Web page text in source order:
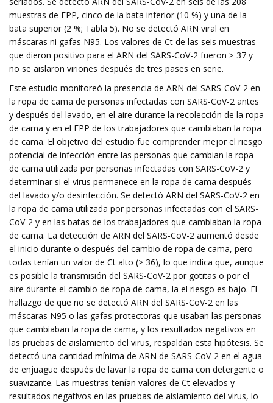
muestras de EPP, cinco de la bata inferior (10 %) y una de la
bata superior (2 %; Tabla 5). No se detectó ARN viral en
máscaras ni gafas N95. Los valores de Ct de las seis muestras
que dieron positivo para el ARN del SARS-CoV-2 fueron ≥ 37 y
no se aislaron viriones después de tres pases en serie.
Este estudio monitoreó la presencia de ARN del SARS-CoV-2 en
la ropa de cama de personas infectadas con SARS-CoV-2 antes
y después del lavado, en el aire durante la recolección de la ropa
de cama y en el EPP de los trabajadores que cambiaban la ropa
de cama. El objetivo del estudio fue comprender mejor el riesgo
potencial de infección entre las personas que cambian la ropa
de cama utilizada por personas infectadas con SARS-CoV-2 y
determinar si el virus permanece en la ropa de cama después
del lavado y/o desinfección. Se detectó ARN del SARS-CoV-2 en
la ropa de cama utilizada por personas infectadas con el SARS-
CoV-2 y en las batas de los trabajadores que cambiaban la ropa
de cama. La detección de ARN del SARS-CoV-2 aumentó desde
el inicio durante o después del cambio de ropa de cama, pero
todas tenían un valor de Ct alto (> 36), lo que indica que, aunque
es posible la transmisión del SARS-CoV-2 por gotitas o por el
aire durante el cambio de ropa de cama, la el riesgo es bajo. El
hallazgo de que no se detectó ARN del SARS-CoV-2 en las
máscaras N95 o las gafas protectoras que usaban las personas
que cambiaban la ropa de cama, y ​​los resultados negativos en
las pruebas de aislamiento del virus, respaldan esta hipótesis. Se
detectó una cantidad mínima de ARN de SARS-CoV-2 en el agua
de enjuague después de lavar la ropa de cama con detergente o
suavizante. Las muestras tenían valores de Ct elevados y
resultados negativos en las pruebas de aislamiento del virus, lo